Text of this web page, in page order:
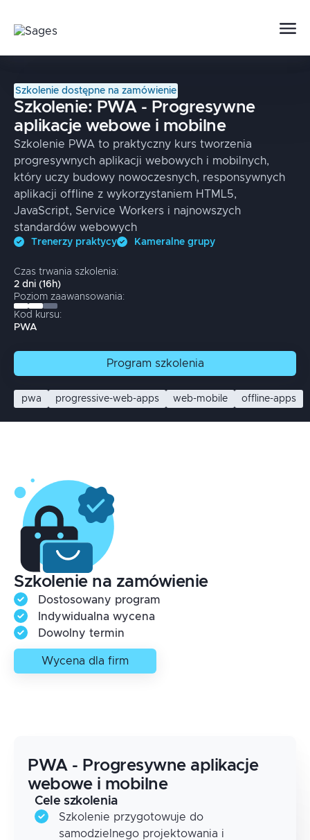
Szkolenie dostępne na zamówienie
Szkolenie: PWA - Progresywne
aplikacje webowe i mobilne
Szkolenie PWA to praktyczny kurs tworzenia
progresywnych aplikacji webowych i mobilnych,
który uczy budowy nowoczesnych, responsywnych
aplikacji offline z wykorzystaniem HTML5,
JavaScript, Service Workers i najnowszych
standardów webowych
Trenerzy praktycy Kameralne grupy
Czas trwania szkolenia:
2 dni (16 h)
Poziom zaawansowania:
Kod kursu:
PWA
Program szkolenia
pwa progressive-web-apps web-mobile offline-apps
Szkolenie na zamówienie
Dostosowany program
Indywidualna wycena
Dowolny termin
Wycena dla firm
PWA - Progresywne aplikacje
webowe i mobilne
Cele szkolenia
Szkolenie przygotowuje do
samodzielnego projektowania i